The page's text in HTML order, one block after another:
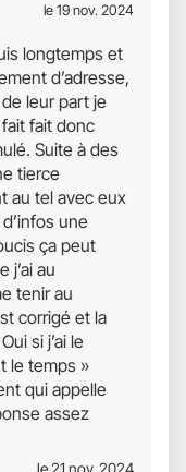
le 19 nov. 2024
longtemps et
d’adresse,
leur part je
fait donc
Suite à des
tierce
au tel avec eux
une
ça peut
j’ai au
tenir au
corrigé et la
si j’ai le
le temps »
qui appelle
assez
le 21 nov. 2024